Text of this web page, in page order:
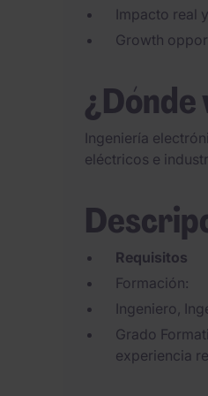
Impacto real
Growth
Ingeniería
eléctricos e
Requisitos
Formación:
Ingeniero,
Grado
experiencia